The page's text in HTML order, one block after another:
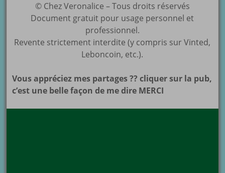
© Chez Veronalice – Tous droits réservés
Document gratuit pour usage personnel et
professionnel.
Revente strictement interdite (y compris sur Vinted,
Leboncoin, etc.).
Vous appréciez mes partages ?? cliquer sur la pub,
c’est une belle façon de me dire MERCI